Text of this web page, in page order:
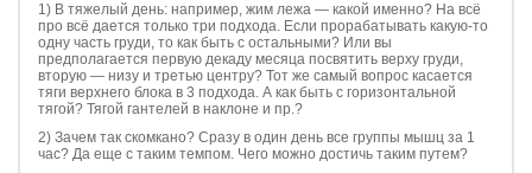
1) В тяжелый день: например, жим лежа — какой именно? На всё
про всё дается только три подхода. Если прорабатывать какую-то
одну часть груди, то как быть с остальными? Или вы
предполагается первую декаду месяца посвятить верху груди,
вторую — низу и третью центру? Тот же самый вопрос касается
тяги верхнего блока в 3 подхода. А как быть с горизонтальной
тягой? Тягой гантелей в наклоне и пр.?
2) Зачем так скомкано? Сразу в один день все группы мышц за 1
час? Да еще с таким темпом. Чего можно достичь таким путем?